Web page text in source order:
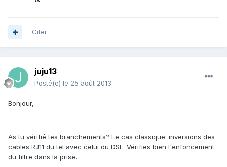
Citer
juju13
Posté(e) le 25 août 2013
Bonjour,
As tu vérifié tes branchements? Le cas classique: inversions des
cables RJ11 du tel avec celui du DSL. Vérifies bien l'enfoncement
du filtre dans la prise.